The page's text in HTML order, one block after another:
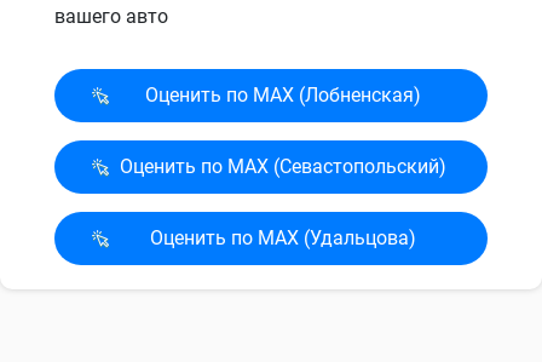
вашего авто
Оценить по MAX (Лобненская)
Оценить по MAX (Севасто­польский)
Оценить по MAX (Удальцова)